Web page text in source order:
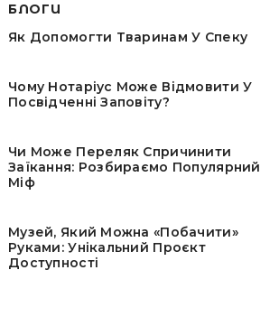
БЛОГИ
Як Допомогти Тваринам У Спеку
Чому Нотаріус Може Відмовити У
Посвідченні Заповіту?
Чи Може Переляк Спричинити
Заїкання: Розбираємо Популярний
Міф
Музей, Який Можна «побачити»
Руками: Унікальний Проєкт
Доступності